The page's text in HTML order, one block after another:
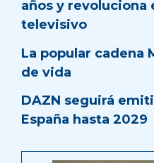
años y revoluciona
televisivo
La popular cadena
de vida
DAZN seguirá
España hasta 2029